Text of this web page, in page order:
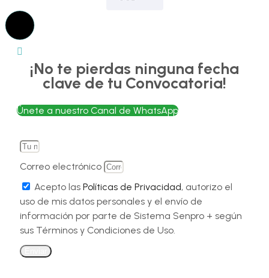
¡No te pierdas ninguna fecha
clave de tu Convocatoria!
Únete a nuestro Canal de WhatsApp
Correo electrónico
Acepto las Políticas de Privacidad, autorizo el
uso de mis datos personales y el envío de
información por parte de Sistema Senpro + según
sus Términos y Condiciones de Uso.